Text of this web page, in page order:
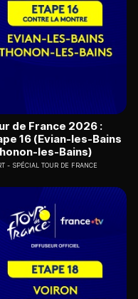
de France 2026 :
16 (Evian-les-Bains
les-Bains)
SPÉCIAL TOUR DE FRANCE